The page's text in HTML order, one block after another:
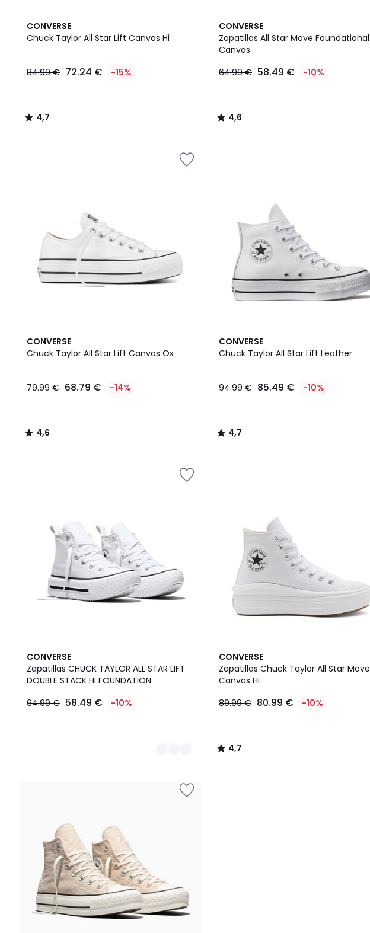
CONVERSE
Chuck Taylor All Star Lift Canvas Hi
€
84.99
84.99 € 72.24 € -15%
4,7
/ 5
4,7
/
CONVERSE
Zapatillas All Star Move Foundational
Canvas
64.99 € 58.49 € -10%
4,6
/ 5
4,6
/
CONVERSE
Chuck Taylor All Star Lift Canvas Ox
79.99 € 68.79 € -14%
4,6
/ 5
4,6
/
CONVERSE
Chuck Taylor All Star Lift Leather
94.99 € 85.49 € -10%
4,7
/ 5
4,7
/
CONVERSE
Zapatillas CHUCK TAYLOR ALL STAR LIFT
DOUBLE STACK HI FOUNDATION
64.99 € 58.49 € -10%
2
Colores
CONVERSE
Zapatillas Chuck Taylor All Star Move
Canvas Hi
89.99 € 80.99 € -10%
4,7
/ 5
4,7
/